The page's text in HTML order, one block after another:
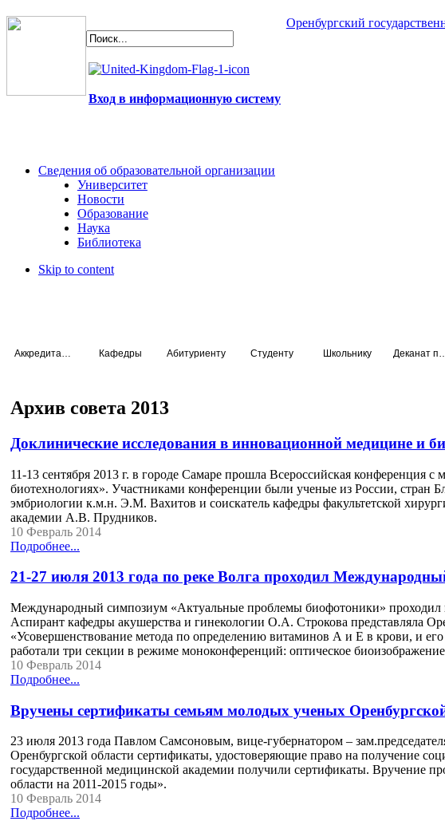
Оренбургский
Вход в информационную систему
Сведения об образовательной организации
Университет
Новости
Образование
Наука
Библиотека
Skip to content
Кафедры Абитуриенту Студенту Школьнику
Архив совета 2013
Доклинические исследования в инновационной медицине и
11-13 сентября 2013 г. в городе Самаре прошла Всероссийская
биотехнологиях». Участниками конференции были ученые из России, стран
эмбриологии к.м.н. Э.М. Вахитов и соискатель кафедры факультетской
академии А.В. Прудников.
10 Февраль 2014
Подробнее...
21-27 июля 2013 года по реке Волга проходил
Международный симпозиум «Актуальные проблемы биофотоники» проходил
Аспирант кафедры акушерства и гинекологии О.А. Строкова представляла
«Усовершенствование метода по определению витаминов А и Е в крови, и
работали три секции в режиме моноконференций: оптическое
10 Февраль 2014
Подробнее...
Вручены сертификаты семьям молодых ученых
23 июля 2013 года Павлом Самсоновым, вице-губернатором –
Оренбургской области сертификаты, удостоверяющие право на получение
государственной медицинской академии получили сертификаты. Вручение
области на 2011-2015 годы».
10 Февраль 2014
Подробнее...